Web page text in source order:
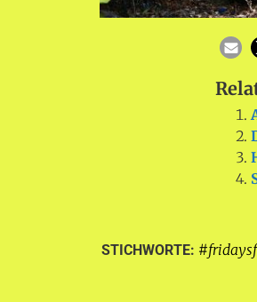
STICHWORTE: